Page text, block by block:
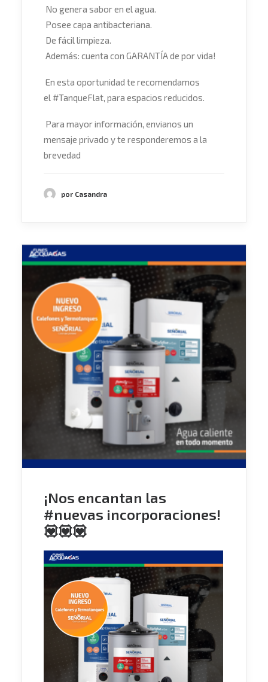
No genera sabor en el agua.
Posee capa antibacteriana.
De fácil limpieza.
Además: cuenta con GARANTÍA de por vida!
En esta oportunidad te recomendamos
el#TanqueFlat, para espacios reducidos.
Para mayor información, envianos un
mensaje privado y te responderemos a la
brevedad
por Casandra
¡Nos encantan las
#nuevas incorporaciones!
💟💟💟